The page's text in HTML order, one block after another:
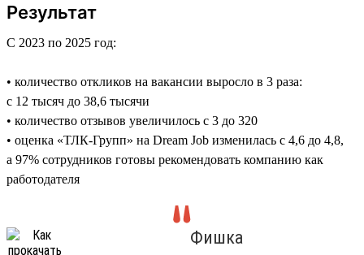
Результат
С 2023 по 2025 год:
• количество откликов на вакансии выросло в 3 раза:
с 12 тысяч до 38,6 тысячи
• количество отзывов увеличилось с 3 до 320
• оценка «ТЛК-Групп» на Dream Job изменилась с 4,6 до 4,8,
а 97% сотрудников готовы рекомендовать компанию как
работодателя
Фишка